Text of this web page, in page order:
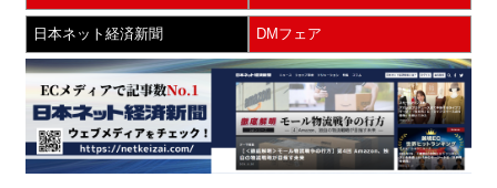
日本ネット経済新聞 DMフェア